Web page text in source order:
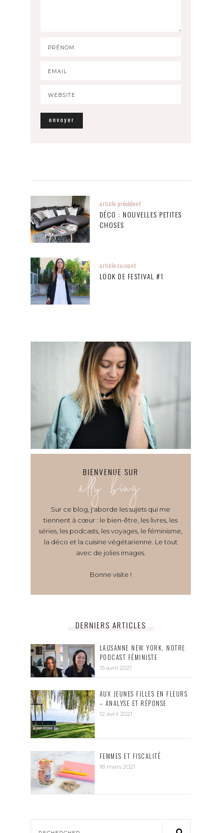
article précédent
DÉCO : NOUVELLES PETITES
CHOSES
article suivant
LOOK DE FESTIVAL #1
BIENVENUE SUR
ally bing
Sur ce blog, j'aborde les sujets qui me
tiennent à cœur : le bien-être, les livres, les
séries, les podcasts, les voyages, le féminisme,
la déco et la cuisine végétarienne. Le tout
avec de jolies images.
Bonne visite !
DERNIERS ARTICLES
LAUSANNE NEW YORK, NOTRE
PODCAST FÉMINISTE
15 avril 2021
AUX JEUNES FILLES EN FLEURS
– ANALYSE ET RÉPONSE
12 avril 2021
FEMMES ET FISCALITÉ
18 mars 2021